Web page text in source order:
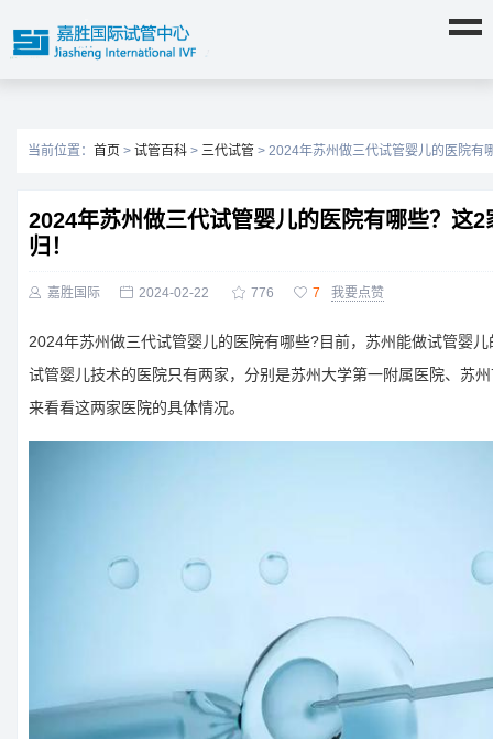
当前位置： 首页 > 试管百科 > 三代试管 > 2024年苏州做三代试管婴儿的医院有
2024年苏州做三代试管婴儿的医院有哪些？这2
归！
 嘉胜国际  2024-02-22  776  7 我要点赞
2024年苏州做三代试管婴儿的医院有哪些?目前，苏州能做试管婴
试管婴儿技术的医院只有两家，分别是苏州大学第一附属医院、苏
来看看这两家医院的具体情况。